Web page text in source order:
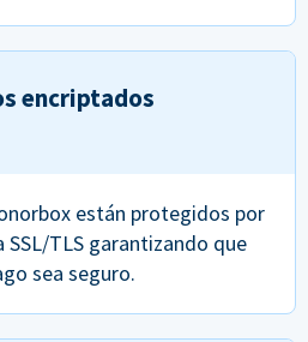
encriptados
están protegidos por
TLS garantizando que
sea seguro.